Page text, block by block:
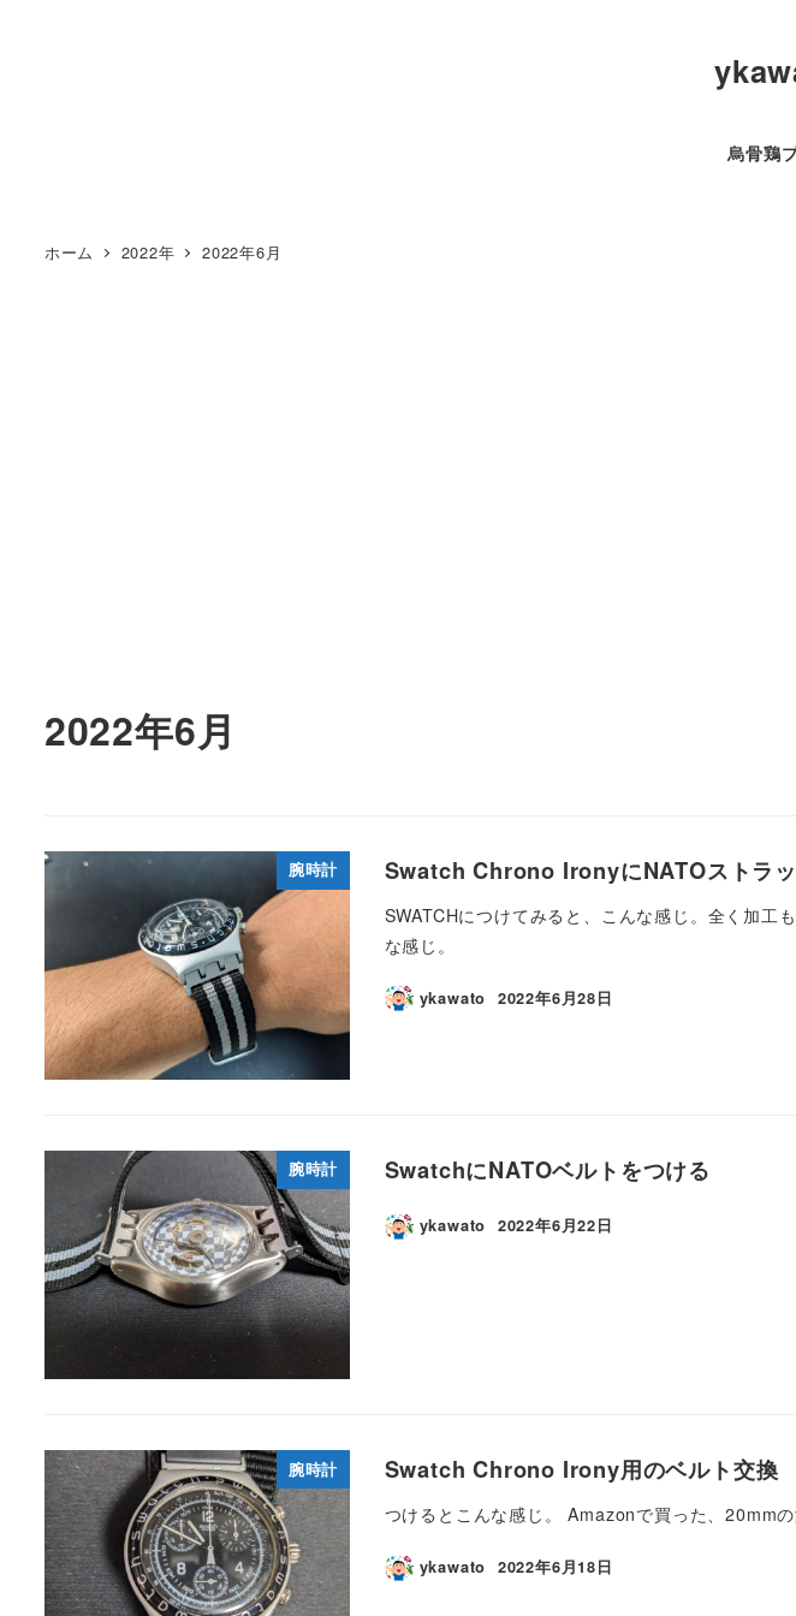
烏骨鶏
ホーム 2022年 2022年6月
2022年6月
腕時計 Swatch Chrono IronyにNATOストラ
SWATCHにつけてみると、こんな感じ。全く加
な感じ。
ykawato 2022年6月28日
腕時計 SwatchにNATOベルトをつける
ykawato 2022年6月22日
腕時計 Swatch Chrono Irony用のベルト交換
つけるとこんな感じ。 Amazonで買った、20mm
ykawato 2022年6月18日